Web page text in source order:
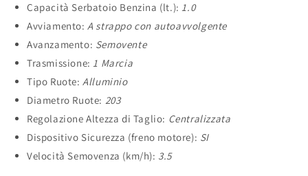
Capacità Serbatoio Benzina (lt.): 1.0
Avviamento: A strappo con autoavvolgente
Avanzamento: Semovente
Trasmissione: 1 Marcia
Tipo Ruote: Alluminio
Diametro Ruote: 203
Regolazione Altezza di Taglio: Centralizzata
Dispositivo Sicurezza (freno motore): SI
Velocità Semovenza (km/h): 3.5